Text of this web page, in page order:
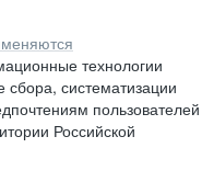
технологии
систематизации
пользователей
Российской